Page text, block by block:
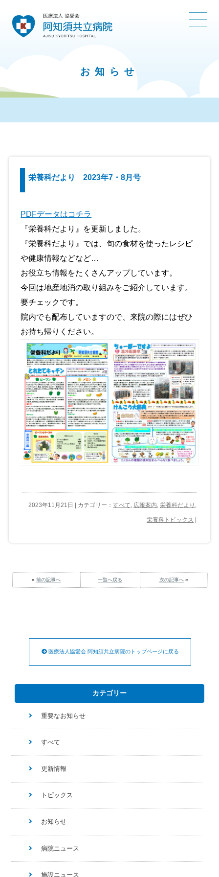
お知らせ
栄養科だより 2023年7・8月号
PDFデータはコチラ
『栄養科だより』を更新しました。
『栄養科だより』では、旬の食材を使ったレシピ
や健康情報などなど…
お役立ち情報をたくさんアップしています。
今回は地産地消の取り組みをご紹介しています。
要チェックです。
院内でも配布していますので、来院の際にはぜひ
お持ち帰りください。
2023年11月21日 | カテゴリー：すべて, 広報案内,栄養科だより ,
栄養科トピックス
«前の記事へ 一覧へ戻る 次の記事へ»
医療法人協愛会 阿知須共立病院のトップページに戻る
カテゴリー
重要なお知らせ
すべて
更新情報
トピックス
お知らせ
病院ニュース
施設ニュース